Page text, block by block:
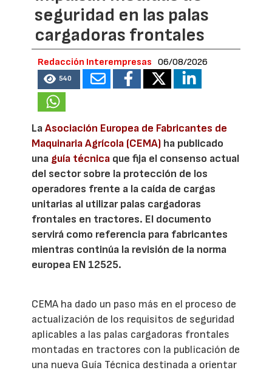
seguridad en las palas
cargadoras frontales
Redacción Interempresas 06/08/2026
540
LaAsociación Europea de Fabricantes de
Maquinaria Agrícola (CEMA) ha publicado
una guía técnica que fija el consenso actual
del sector sobre la protección de los
operadores frente a la caída de cargas
unitarias al utilizar palas cargadoras
frontales en tractores. El documento
servirá como referencia para fabricantes
mientras continúa la revisión de la norma
europea EN 12525.
CEMA ha dado un paso más en el proceso de
actualización de los requisitos de seguridad
aplicables a las palas cargadoras frontales
montadas en tractores con la publicación de
una nueva Guía Técnica destinada a orientar